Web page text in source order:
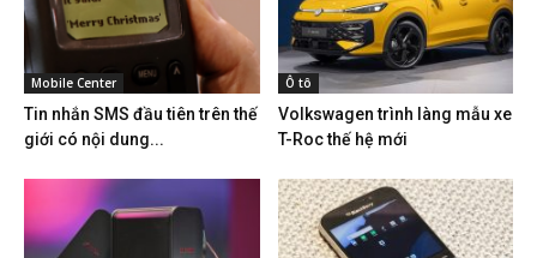
Mobile Center
Tin nhắn SMS đầu tiên trên thế
giới có nội dung...
Ô tô
Volkswagen trình làng mẫu xe
T-Roc thế hệ mới